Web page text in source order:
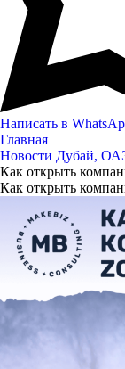
Написать в
Главная
Новости Дубай,
Как открыть
Как открыть